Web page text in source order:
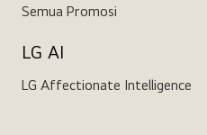
Semua Promosi
LG AI
LG Affectionate Intelligence